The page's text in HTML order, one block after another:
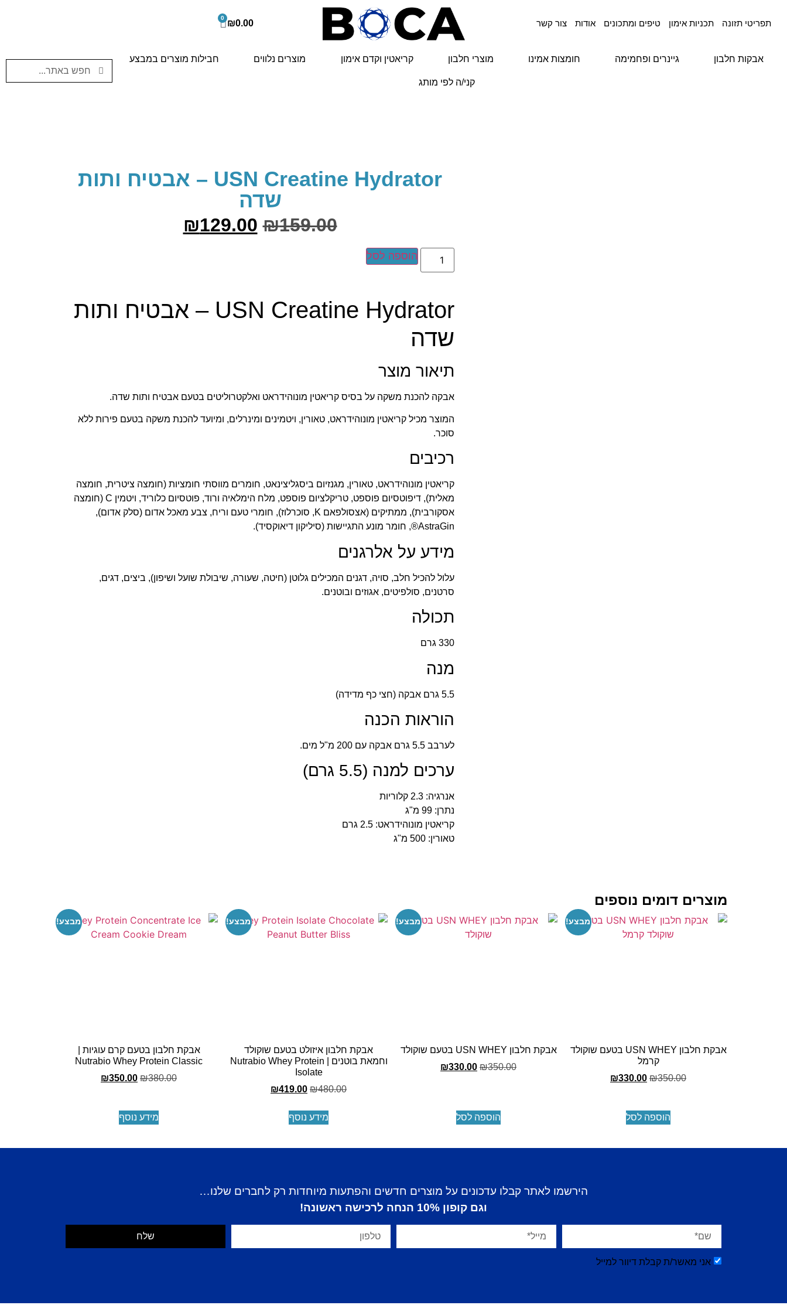
תפריטי תזונה תכניות אימון טיפים ומתכונים אודות צור קשר ₪0.00
0
אבקות חלבון גיינרים ופחמימה חומצות אמינו מוצרי חלבון קריאטין וקדם אימון מוצרים נלווים חבילות מוצרים במבצע
קני/ה לפי מותג
USN Creatine Hydrator – אבטיח ותות
שדה
₪159.00
₪129.00
הוספה לסל
USN Creatine Hydrator – אבטיח ותות
שדה
תיאור מוצר
אבקה להכנת משקה על בסיס קריאטין מונוהידראט ואלקטרוליטים בטעם אבטיח ותות שדה.
המוצר מכיל קריאטין מונוהידראט, טאורין, ויטמינים ומינרלים, ומיועד להכנת משקה בטעם פירות ללא
סוכר.
רכיבים
קריאטין מונוהידראט, טאורין, מגנזיום ביסגליצינאט, חומרים מווסתי חומציות (חומצה ציטרית, חומצה
מאלית), דיפוטסיום פוספט, טריקלציום פוספט, מלח הימלאיה ורוד, פוטסיום כלוריד, ויטמין C (חומצה
אסקורבית), ממתיקים (אצסולפאם K, סוכרלוז), חומרי טעם וריח, צבע מאכל אדום (סלק אדום),
AstraGin®, חומר מונע התגיישות (סיליקון דיאוקסיד).
מידע על אלרגנים
עלול להכיל חלב, סויה, דגנים המכילים גלוטן (חיטה, שעורה, שיבולת שועל ושיפון), ביצים, דגים,
סרטנים, סולפיטים, אגוזים ובוטנים.
תכולה
330 גרם
מנה
5.5 גרם אבקה (חצי כף מדידה)
הוראות הכנה
לערבב 5.5 גרם אבקה עם 200 מ"ל מים.
ערכים למנה (5.5 גרם)
אנרגיה: 2.3 קלוריות
נתרן: 99 מ"ג
קריאטין מונוהידראט: 2.5 גרם
טאורין: 500 מ"ג
מוצרים דומים נוספים
מבצע!
אבקת חלבון USN WHEY בטעם שוקולד
קרמל
₪350.00
₪330.00
הוספה לסל
מבצע!
אבקת חלבון USN WHEY בטעם שוקולד
₪350.00
₪330.00
הוספה לסל
מבצע!
אבקת חלבון איזולט בטעם שוקולד
וחמאת בוטנים | Nutrabio Whey Protein
Isolate
₪480.00
₪419.00
מידע נוסף
מבצע!
אבקת חלבון בטעם קרם עוגיות |
Nutrabio Whey Protein Classic
₪380.00
₪350.00
מידע נוסף
הירשמו לאתר קבלו עדכונים על מוצרים חדשים והפתעות מיוחדות רק לחברים שלנו…
וגם קופון 10% הנחה לרכישה ראשונה!
אני מאשר/ת קבלת דיוור למייל
שלח